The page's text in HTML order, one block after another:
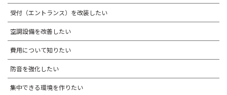
受付（エントランス）を改装したい
空調設備を改善したい
費用について知りたい
防音を強化したい
集中できる環境を作りたい